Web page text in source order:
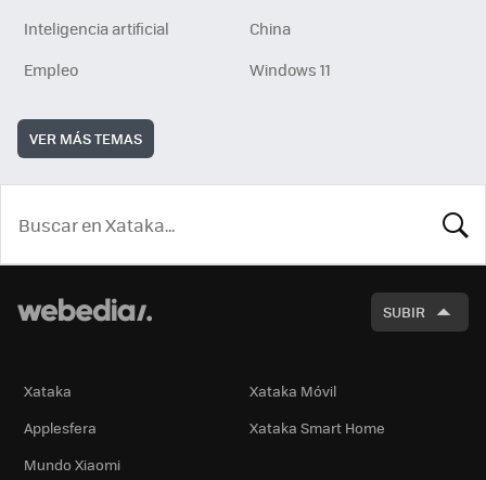
Inteligencia artificial
China
Empleo
Windows 11
VER MÁS TEMAS
SUBIR
Xataka
Xataka Móvil
Applesfera
Xataka Smart Home
Mundo Xiaomi